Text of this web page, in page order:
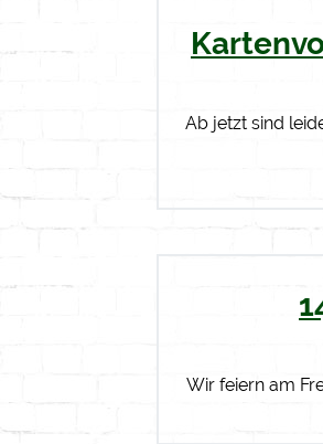
Ab jetzt sind
Wir feiern am